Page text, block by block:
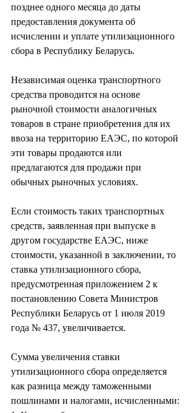
позднее одного месяца до даты
предоставления документа об
исчислении и уплате утилизационного
сбора в Республику Беларусь.
Независимая оценка транспортного
средства проводится на основе
рыночной стоимости аналогичных
товаров в стране приобретения для их
ввоза на территорию ЕАЭС, по которой
эти товары продаются или
предлагаются для продажи при
обычных рыночных условиях.
Если стоимость таких транспортных
средств, заявленная при выпуске в
другом государстве ЕАЭС, ниже
стоимости, указанной в заключении, то
ставка утилизационного сбора,
предусмотренная приложением 2 к
постановлению Совета Министров
Республики Беларусь от 1 июля 2019
года № 437, увеличивается.
Сумма увеличения ставки
утилизационного сбора определяется
как разница между таможенными
пошлинами и налогами, исчисленными: